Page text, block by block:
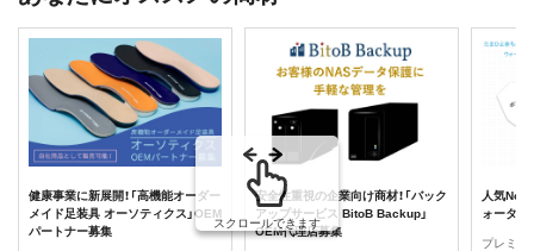
健康事業に新展開！「高機能オーダー
メイド足装具 オーソティクス」OEM
パートナー募集
安全性重視の企業向け商材！「バック
アップサービス BitoB Backup」
OEM代理店募集
人気No.1
ォーター
プレミア
スクロールできます